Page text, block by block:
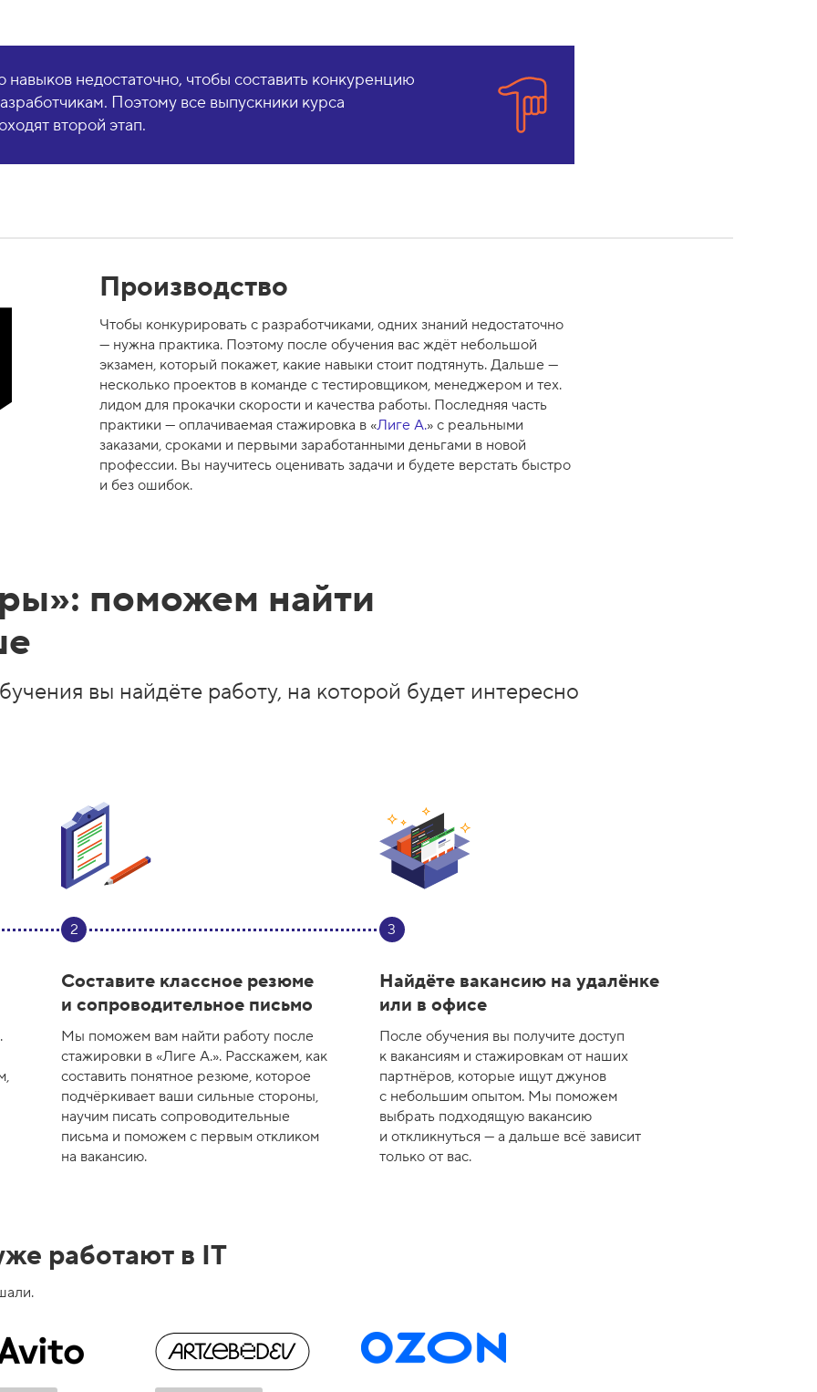
навыков недостаточно, чтобы составить конкуренцию
Поэтому все выпускники курса
второй этап.
Производство
Чтобы конкурировать с разработчиками, одних знаний недостаточно
— нужна практика. Поэтому после обучения вас ждёт небольшой
экзамен, который покажет, какие навыки стоит подтянуть. Дальше —
несколько проектов в команде с тестировщиком, менеджером и тех.
лидом для прокачки скорости и качества работы. Последняя часть
практики — оплачиваемая стажировка в «Лиге А.» с реальными
заказами, сроками и первыми заработанными деньгами в новой
профессии. Вы научитесь оценивать задачи и будете верстать быстро
и без ошибок.
поможем найти
вы найдёте работу, на которой будет интересно
2
Составите классное резюме
и сопроводительное письмо
Мы поможем вам найти работу после
стажировки в «Лиге А.». Расскажем, как
составить понятное резюме, которое
подчёркивает ваши сильные стороны,
научим писать сопроводительные
письма и поможем с первым откликом
на вакансию.
3
Найдёте вакансию на удалёнке
или в офисе
После обучения вы получите доступ
к вакансиям и стажировкам от наших
партнёров, которые ищут джунов
с небольшим опытом. Мы поможем
выбрать подходящую вакансию
и откликнуться — а дальше всё зависит
только от вас.
работают в IT